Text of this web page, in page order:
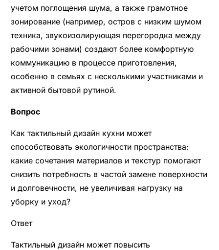
учетом поглощения шума, а также грамотное
зонирование (например, остров с низким шумом
техника, звукоизолирующая перегородка между
рабочими зонами) создают более комфортную
коммуникацию в процессе приготовления,
особенно в семьях с несколькими участниками и
активной бытовой рутиной.
Вопрос
Как тактильный дизайн кухни может
способствовать экологичности пространства:
какие сочетания материалов и текстур помогают
снизить потребность в частой замене поверхности
и долговечности, не увеличивая нагрузку на
уборку и уход?
Ответ
Тактильный дизайн может повысить